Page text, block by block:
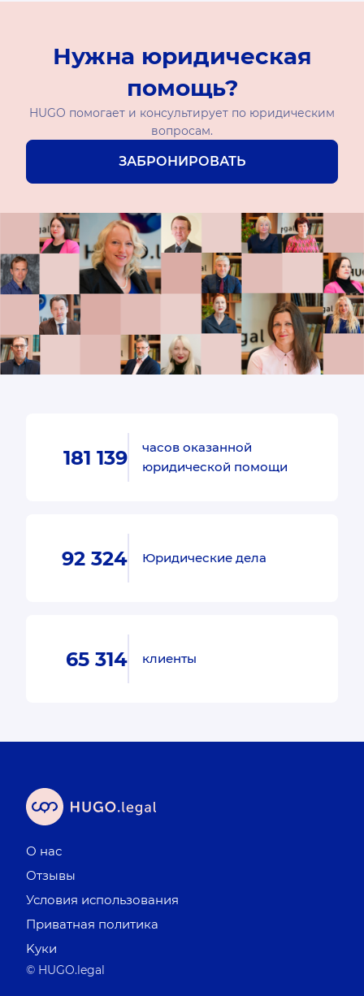
Нужна юридическая
помощь?
HUGO помогает и консультирует по юридическим
вопросам.
ЗАБРОНИРОВАТЬ
181 139
часов оказанной
юридической помощи
92 324 Юридические дела
65 314 клиенты
О нас
Отзывы
Условия использования
Приватная политика
Kуки
© HUGO.legal